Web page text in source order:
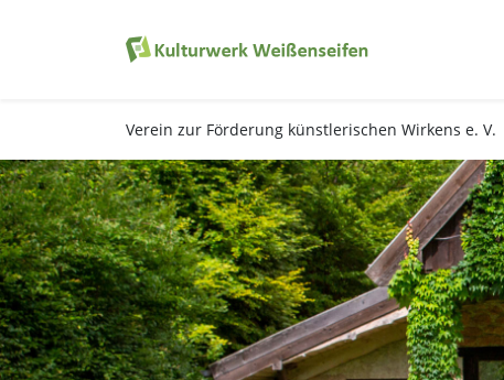
Verein zur Förderung künstlerischen Wirkens e. V.